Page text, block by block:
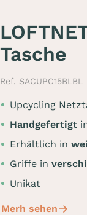
Tasche
Ref. SACUPC15BLBL
Upcycling
Handgefertigt
Erhältlich in
Griffe in
Unikat
Merh sehen